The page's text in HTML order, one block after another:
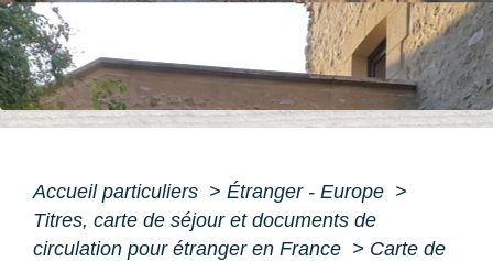
Accueil particuliers > Étranger - Europe >
Titres, carte de séjour et documents de
circulation pour étranger en France > Carte de